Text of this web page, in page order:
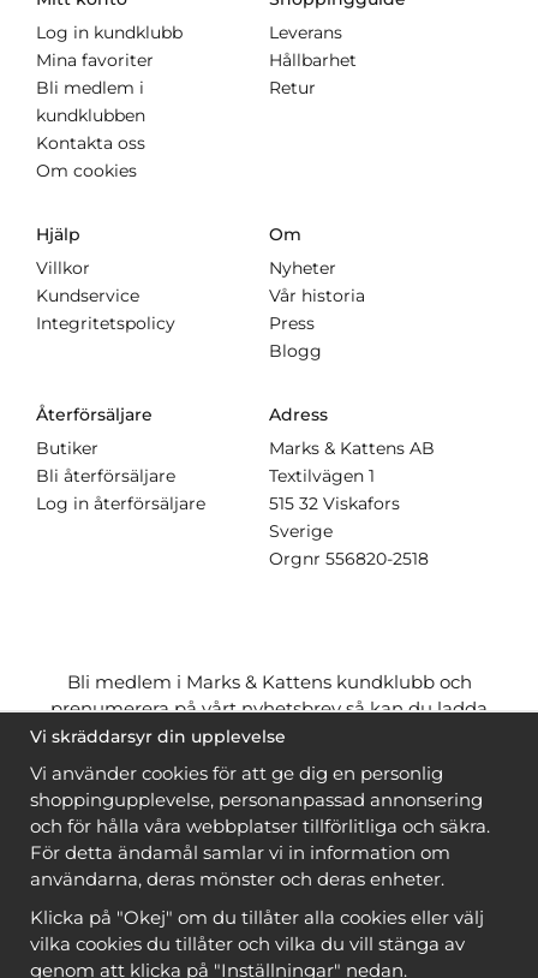
Log in kundklubb
Mina favoriter
Bli medlem i
kundklubben
Kontakta oss
Om cookies
Leverans
Hållbarhet
Retur
Hjälp
Villkor
Kundservice
Integritetspolicy
Om
Nyheter
Vår historia
Press
Blogg
Återförsäljare
Butiker
Bli återförsäljare
Log in återförsäljare
Adress
Marks & Kattens AB
Textilvägen 1
515 32 Viskafors
Sverige
Orgnr 556820-2518
Bli medlem i Marks & Kattens kundklubb och
prenumerera på vårt nyhetsbrev så kan du ladda
ner många mönstergratisoch få många
när du handlar garn till mönstret. Du ser vilka som
ärgratis när du ärinloggad.
Bli medlem
Vi skräddarsyr din upplevelse
Vi använder cookies för att ge dig en personlig
shoppingupplevelse, personanpassad annonsering
och för hålla våra webbplatser tillförlitliga och säkra.
För detta ändamål samlar vi in information om
användarna, deras mönster och deras enheter.
Klicka på "Okej" om du tillåter alla cookies eller välj
vilka cookies du tillåter och vilka du vill stänga av
genom att klicka på "Inställningar" nedan.